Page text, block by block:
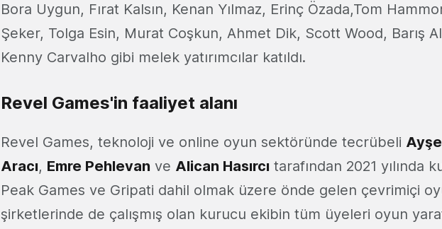
Bora Uygun, Fırat Kalsın, Kenan Yılmaz, Erinç Özada,Tom
Şeker, Tolga Esin, Murat Coşkun, Ahmet Dik, Scott Wood, Barış
Kenny Carvalho gibi melek yatırımcılar katıldı.
Revel Games'in faaliyet alanı
Revel Games, teknoloji ve online oyun sektöründe tecrübeli
Aracı, Emre Pehlevan ve Alican Hasırcı tarafından 2021 yılında
Peak Games ve Gripati dahil olmak üzere önde gelen çevrimiçi
şirketlerinde de çalışmış olan kurucu ekibin tüm üyeleri oyun